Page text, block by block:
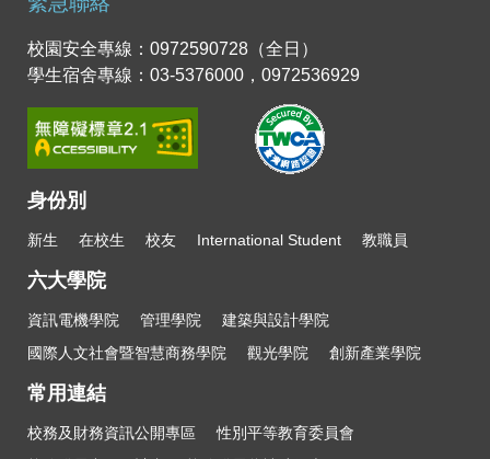
校園安全專線：0972590728（全日）
學生宿舍專線：03-5376000，0972536929
身份別
新生 在校生 校友 International Student 教職員
六大學院
資訊電機學院 管理學院
建築與設計學院
國際人文社會暨智慧商務學院
觀光學院 創新產業學院
常用連結
校務及財務資訊公開專區
性別平等教育委員會